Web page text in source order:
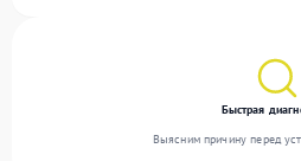
Быстрая
Выясним причину перед